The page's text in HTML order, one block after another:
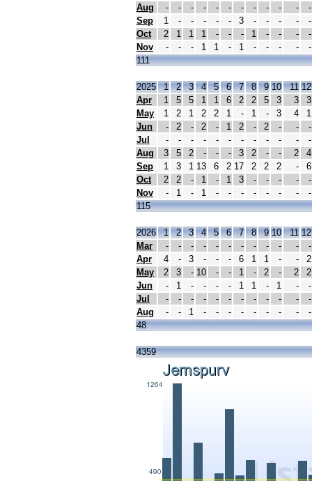
Aug
- - - - - - - - - - -
-
Sep
1 - - - - - 3 - - - -
-
Oct
2 1 1 1 - - - 1 - - -
-
Nov
- - - 1 1 - 1 - - - -
-
111
2025 1 2 3 4 5 6 7 8 9 10 11 12
Apr
1 5 5 1 1 6 2 2 5 3 3
3
May
1 2 1 2 2 1 - 1 - 3 4
1
Jun
- 2 - 2 - 1 2 - 2 - -
-
Jul
- - - - - - - - - - -
-
Aug
3 5 2 - - - 3 2 - - 2
4
Sep
1 3 1 13 6 2 17 2 2 2 -
6
Oct
2 2 - 1 - 1 3 - - - -
-
Nov
- 1 - 1 - - - - - - -
-
115
2026 1 2 3 4 5 6 7 8 9 10 11 12
Mar
- - - - - - - - - - -
-
Apr
4 - 3 - - - 6 1 1 - -
2
May
2 3 - 10 - - 1 - 2 - 2
2
Jun
- 1 - - - - 1 1 - 1 -
-
Jul
- - - - - - - - - - -
-
Aug
- - 1 - - - - - - - -
-
48
4359